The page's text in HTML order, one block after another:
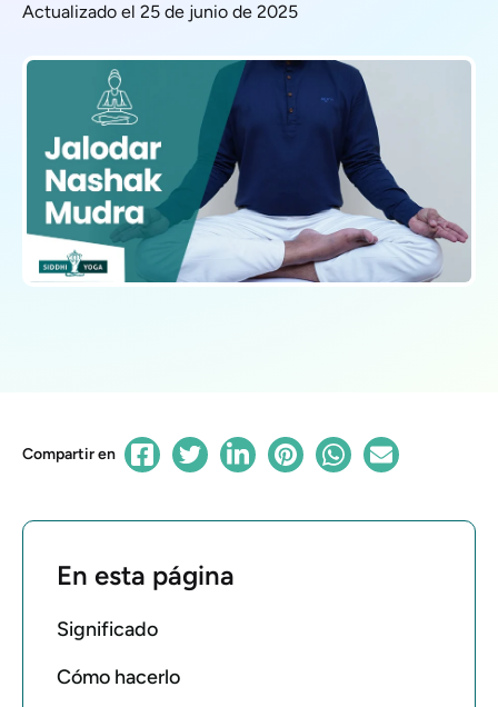
Actualizado el 25 de junio de 2025
Compartir en
En esta página
Significado
Cómo hacerlo